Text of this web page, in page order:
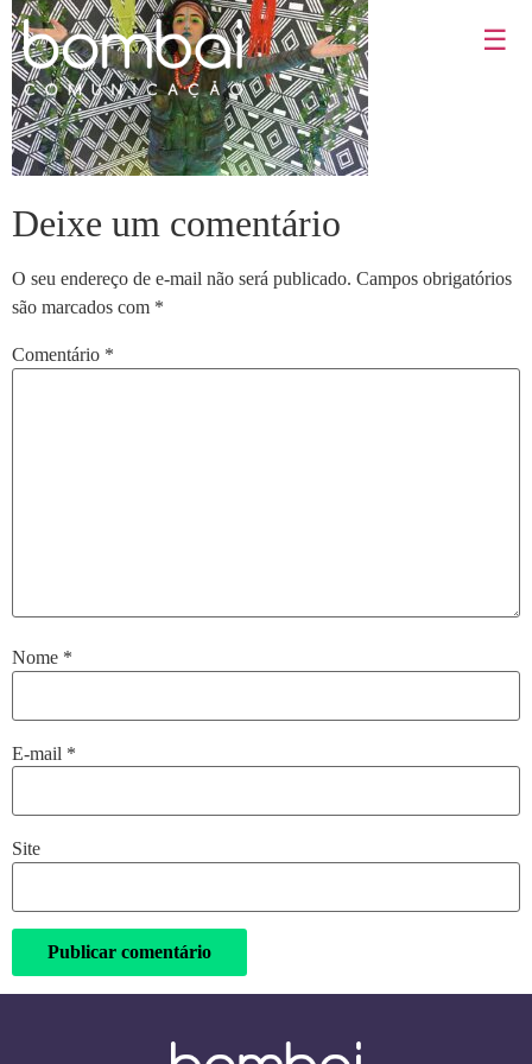
☰
Deixe um comentário
O seu endereço de e-mail não será publicado. Campos obrigatórios
são marcados com *
Comentário *
Nome *
E-mail *
Site